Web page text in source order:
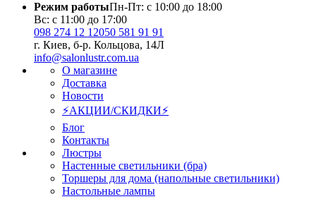
Режим работыПн-Пт: с 10:00 до 18:00
Вс: с 11:00 до 17:00
098 274 12 12050 581 91 91
г. Киев, б-р. Кольцова, 14Л
info@salonlustr.com.ua
О магазине
Доставка
Новости
⚡АКЦИИ/СКИДКИ⚡
Блог
Контакты
Люстры
Настенные светильники (бра)
Торшеры для дома (напольные светильники)
Настольные лампы